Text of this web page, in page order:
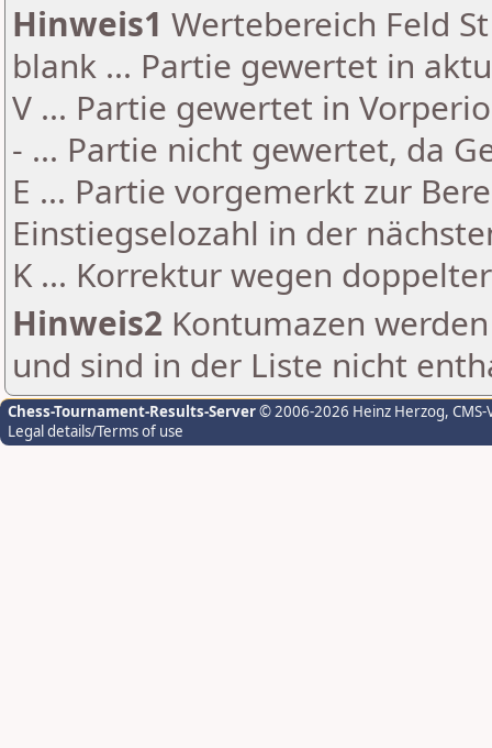
Hinweis1 Wertebereich Feld
blank ... Partie gewertet in
V ... Partie gewertet in
- ... Partie nicht gewertet, da
E ... Partie vorgemerkt zur
Einstiegselozahl in der
K ... Korrektur wegen
Hinweis2 Kontumazen
und sind in der Liste nicht
Chess-Tournament-Results-Server© 2006-2026 Heinz Herzog,
Legal details/Terms of use